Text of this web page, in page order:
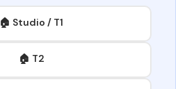
🏠 Studio / T1
🏠 T2